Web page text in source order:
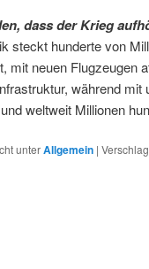
dass der Krieg
steckt hunderte von
mit neuen Flugzeugen
während
weltweit Millionen
unterAllgemein |